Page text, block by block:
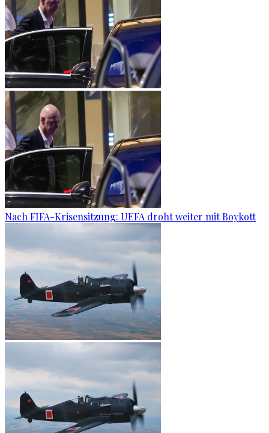
Nach FIFA-Krisensitzung: UEFA droht weiter mit Boykott